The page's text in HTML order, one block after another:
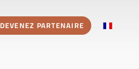
DEVENEZ PARTENAIRE